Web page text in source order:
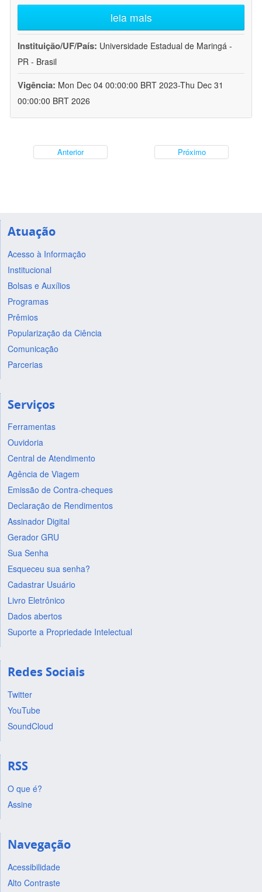
leia mais
Instituição/UF/País: Universidade Estadual de Maringá -
PR - Brasil
Vigência: Mon Dec 04 00:00:00 BRT 2023-Thu Dec 31
00:00:00 BRT 2026
Anterior Próximo
Atuação
Acesso à Informação
Institucional
Bolsas e Auxílios
Programas
Prêmios
Popularização da Ciência
Comunicação
Parcerias
Serviços
Ferramentas
Ouvidoria
Central de Atendimento
Agência de Viagem
Emissão de Contra-cheques
Declaração de Rendimentos
Assinador Digital
Gerador GRU
Sua Senha
Esqueceu sua senha?
Cadastrar Usuário
Livro Eletrônico
Dados abertos
Suporte a Propriedade Intelectual
Redes Sociais
Twitter
YouTube
SoundCloud
RSS
O que é?
Assine
Navegação
Acessibilidade
Alto Contraste